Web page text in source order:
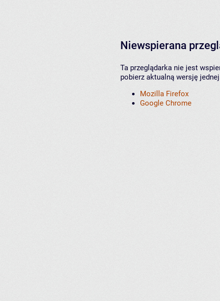
Niewspierana
Ta przeglądarka nie jest
pobierz aktualną wersję
Mozilla Firefox
Google Chrome